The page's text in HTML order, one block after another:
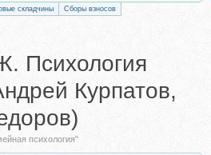
складчины
Сборы взносов
Психология
Курпатов,
психология"